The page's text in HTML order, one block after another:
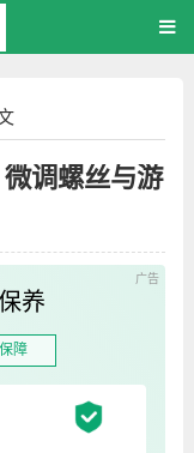
调螺丝与游
养
障